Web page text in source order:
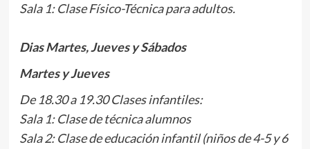
Sala 1: Clase Físico-Técnica para adultos.
Dias Martes, Jueves y Sábados
Martes y Jueves
De 18.30 a 19.30 Clases infantiles:
Sala 1: Clase de técnica alumnos
Sala 2: Clase de educación infantil (niños de 4-5 y 6